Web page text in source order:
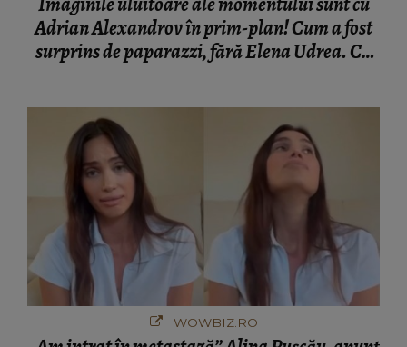
Adrian Alexandrov în prim-plan! Cum a fost
surprins de paparazzi, fără Elena Udrea. Cu
WOWBIZ.RO